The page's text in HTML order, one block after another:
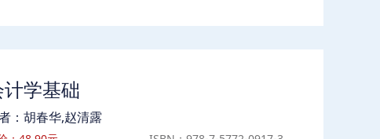
学基础
：胡春华,赵清露